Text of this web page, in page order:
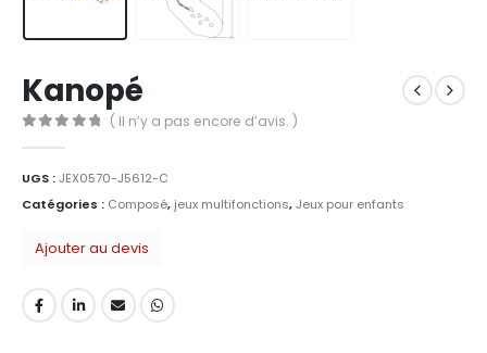
Kanopé
( Il n’y a pas encore d’avis. )
UGS :JEX0570-J5612-C
Catégories : Composé, jeux multifonctions,Jeux pour enfants
Ajouter au devis